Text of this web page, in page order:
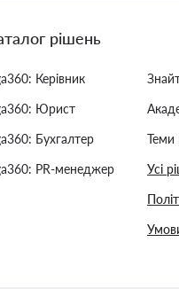
рішень
Керівник
Юрист
Бухгалтер
PR-менеджер
Теми
Усі